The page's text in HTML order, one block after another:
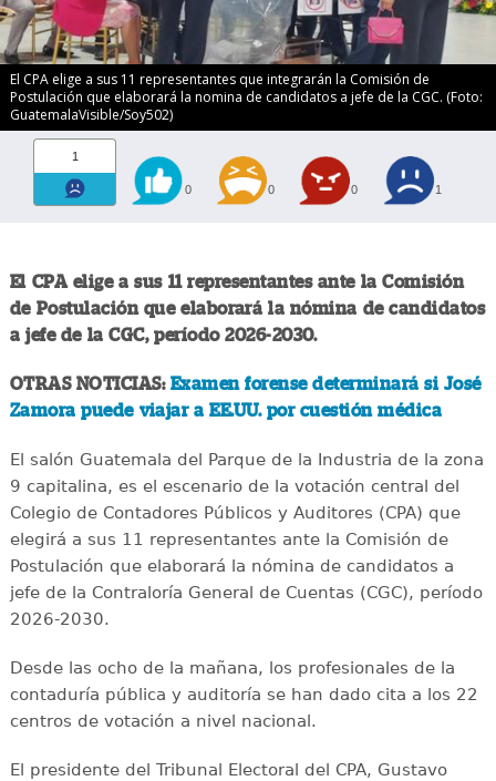
El CPA elige a sus 11 representantes que integrarán la Comisión de
Postulación que elaborará la nomina de candidatos a jefe de la CGC. (Foto:
GuatemalaVisible/Soy502)
1
0 0 0 1
El CPA elige a sus 11 representantes ante la Comisión
de Postulación que elaborará la nómina de candidatos
a jefe de la CGC, período 2026-2030.
OTRAS NOTICIAS: Examen forense determinará si José
Zamora puede viajar a EE.UU. por cuestión médica
El salón Guatemala del Parque de la Industria de la zona
9 capitalina, es el escenario de la votación central del
Colegio de Contadores Públicos y Auditores (CPA) que
elegirá a sus 11 representantes ante la Comisión de
Postulación que elaborará la nómina de candidatos a
jefe de la Contraloría General de Cuentas (CGC), período
2026-2030.
Desde las ocho de la mañana, los profesionales de la
contaduría pública y auditoría se han dado cita a los 22
centros de votación a nivel nacional.
El presidente del Tribunal Electoral del CPA, Gustavo